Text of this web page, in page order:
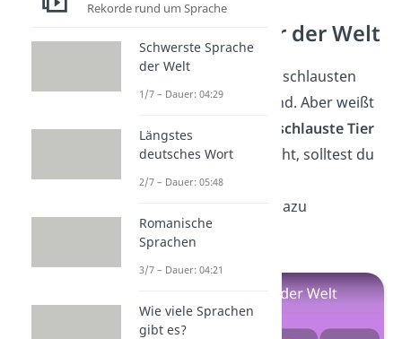
Schlaustes Tier der Welt
Jetzt weißt du, wer die schlausten
Menschen der Welt sind. Aber weißt
du auch, welches das
schlauste Tier
der Weltist? Wenn nicht, solltest du
dir gleich unseren
dazu
anschauen!
Rekorde rund um Sprache
Schwerste Sprache
der Welt
1/7 – Dauer: 04:29
Längstes
deutsches Wort
2/7 – Dauer: 05:48
Romanische
Sprachen
3/7 – Dauer: 04:21
Wie viele Sprachen
gibt es?